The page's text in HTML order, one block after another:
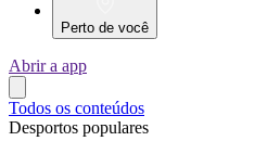
Perto de você
Abrir a app
Todos os conteúdos
Desportos populares